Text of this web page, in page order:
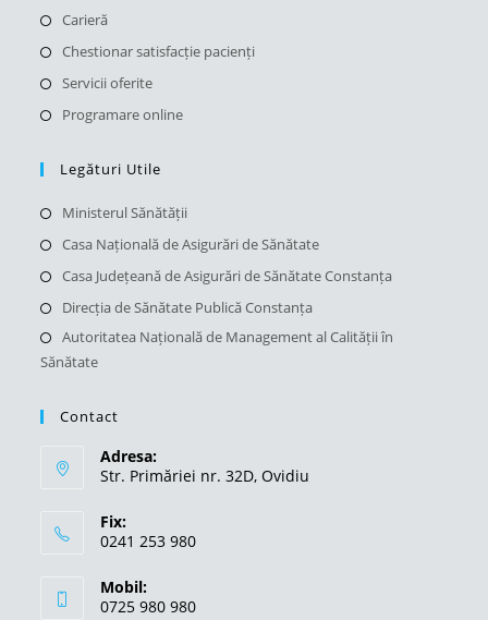
CarierăOpens
in
tab
Chestionar satisfacție paciențiOpens
Servicii oferiteOpens
in
new
Programare onlineOpens
tab
Legături Utile
Ministerul SănătățiiOpens
in
tab
Casa Națională de Asigurări de SănătateOpens
in
Casa Județeană de Asigurări de Sănătate ConstanțaOpens
Direcția de Sănătate Publică ConstanțaOpens
in
Autoritatea Națională de Management al Calității în
Sănătate
Contact
Adresa:
Str. Primăriei nr. 32D, Ovidiu
Fix:
0241 253 980
Mobil:
0725 980 980